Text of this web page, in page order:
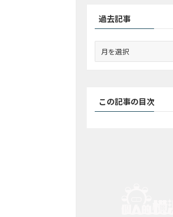
過去記事
この記事の目次